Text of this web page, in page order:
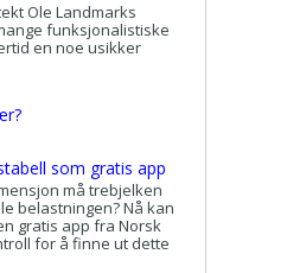
Ole Landmarks
funksjonalistiske
en noe usikker
som gratis app
må trebjelken
belastningen? Nå kan
gratis app fra Norsk
for å finne ut dette